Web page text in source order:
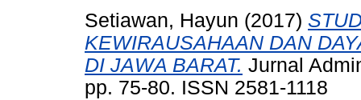
Setiawan, Hayun (2017)
KEWIRAUSAHAAN DAN
DI JAWA BARAT. Jurnal
pp. 75-80. ISSN 2581-1118